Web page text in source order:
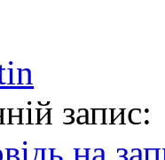
запис: